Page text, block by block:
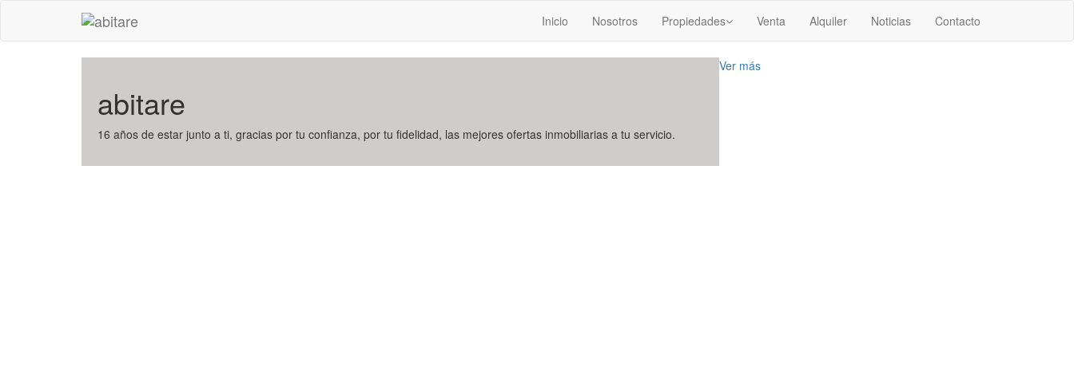
Inicio Nosotros Propiedades Venta Alquiler Noticias Contacto
abitare
16 años de estar junto a ti, gracias por tu confianza, por tu fidelidad, las mejores ofertas inmobiliarias a tu servicio.
Ver más